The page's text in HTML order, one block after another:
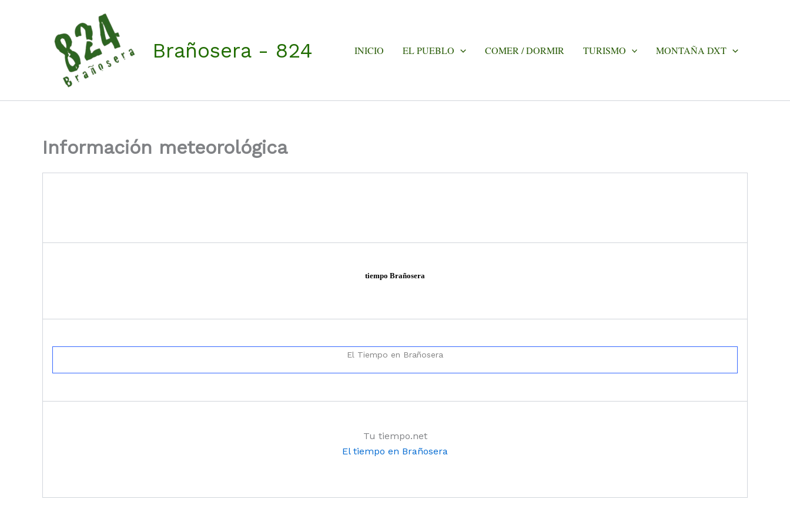
Brañosera - 824 INICIO EL PUEBLO COMER / DORMIR TURISMO MONTAÑA DXT
Información meteorológica
tiempo Brañosera
El Tiempo en Brañosera
Tu tiempo.net
El tiempo en Brañosera